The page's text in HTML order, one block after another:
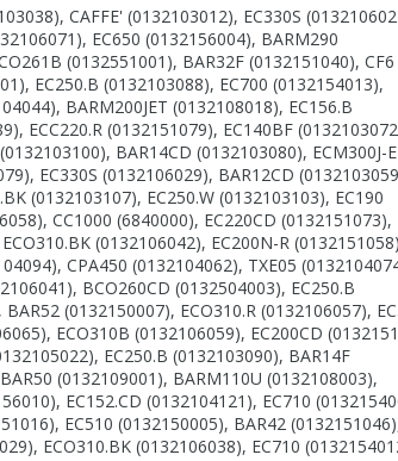
CAFFE' (0132103012), EC330S
EC650 (0132156004), BARM290
(0132551001), BAR32F (0132151040), CF6
EC250.B (0132103088), EC700 (0132154013),
BARM200JET (0132108018), EC156.B
ECC220.R (0132151079), EC140BF
BAR14CD (0132103080), ECM300J-E
EC330S (0132106029), BAR12CD
(0132103107), EC250.W (0132103103), EC190
CC1000 (6840000), EC220CD (0132151073),
(0132106042), EC200N-R
CPA450 (0132104062), TXE05
BCO260CD (0132504003), EC250.B
(0132150007), ECO310.R (0132106057),
ECO310B (0132106059), EC200CD
EC250.B (0132103090), BAR14F
(0132109001), BARM110U (0132108003),
EC152.CD (0132104121), EC710
EC510 (0132150005), BAR42
ECO310.BK (0132106038), EC710